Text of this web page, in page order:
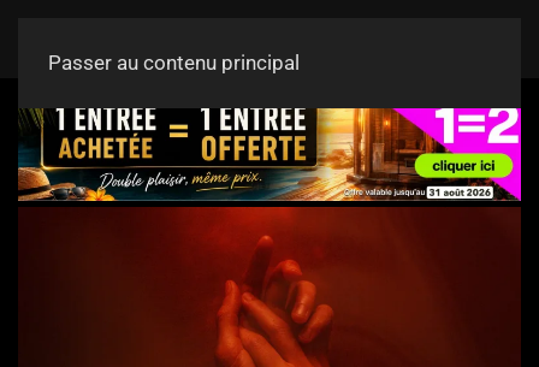
Passer au contenu principal